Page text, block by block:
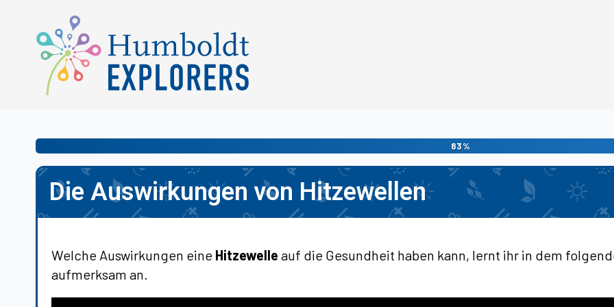
83%
Die Auswirkungen von Hitzewellen
Welche Auswirkungen eine Hitzewelle auf die Gesundheit haben kann, lernt ihr in dem
aufmerksam an.